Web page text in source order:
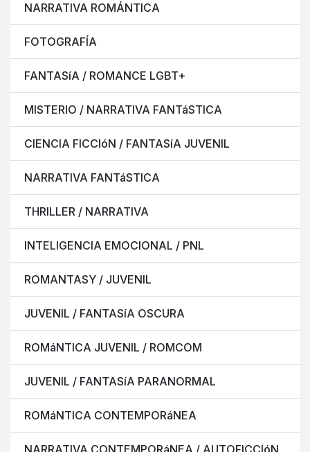
NARRATIVA ROMÁNTICA
FOTOGRAFÍA
FANTASíA / ROMANCE LGBT+
MISTERIO / NARRATIVA FANTáSTICA
CIENCIA FICCIóN / FANTASíA JUVENIL
NARRATIVA FANTáSTICA
THRILLER / NARRATIVA
INTELIGENCIA EMOCIONAL / PNL
ROMANTASY / JUVENIL
JUVENIL / FANTASíA OSCURA
ROMáNTICA JUVENIL / ROMCOM
JUVENIL / FANTASíA PARANORMAL
ROMáNTICA CONTEMPORáNEA